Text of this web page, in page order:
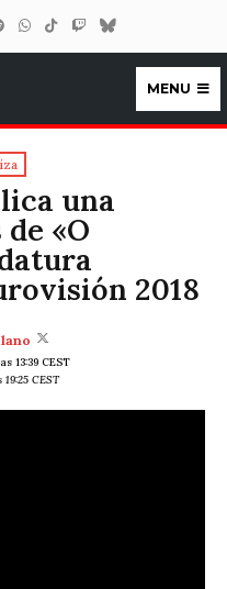
MENU
una
«O
2018
13:39 CEST
CEST